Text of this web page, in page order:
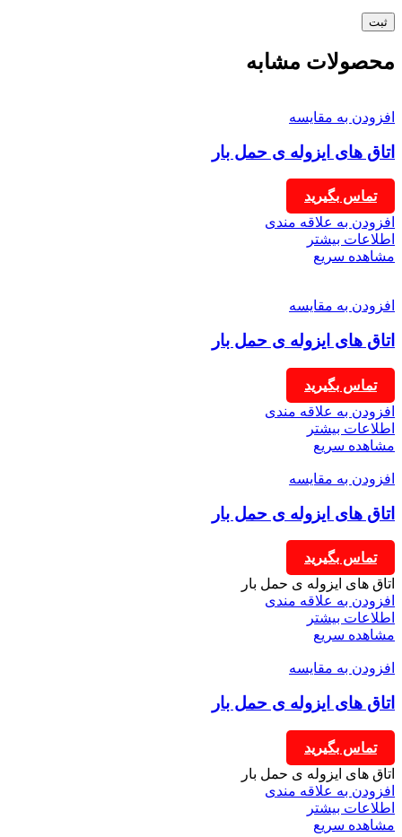
محصولات مشابه
افزودن به مقایسه
اتاق های ایزوله ی حمل بار
تماس بگیرید
افزودن به علاقه مندی
اطلاعات بیشتر
مشاهده سریع
افزودن به مقایسه
اتاق های ایزوله ی حمل بار
تماس بگیرید
افزودن به علاقه مندی
اطلاعات بیشتر
مشاهده سریع
افزودن به مقایسه
اتاق های ایزوله ی حمل بار
تماس بگیرید
اتاق های ایزوله ی حمل بار
افزودن به علاقه مندی
اطلاعات بیشتر
مشاهده سریع
افزودن به مقایسه
اتاق های ایزوله ی حمل بار
تماس بگیرید
اتاق های ایزوله ی حمل بار
افزودن به علاقه مندی
اطلاعات بیشتر
مشاهده سریع